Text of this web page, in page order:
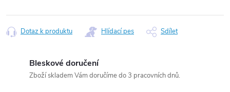
Dotaz k produktu Hlídací pes Sdílet
Bleskové doručení
Zboží skladem Vám doručíme do 3 pracovních dnů.